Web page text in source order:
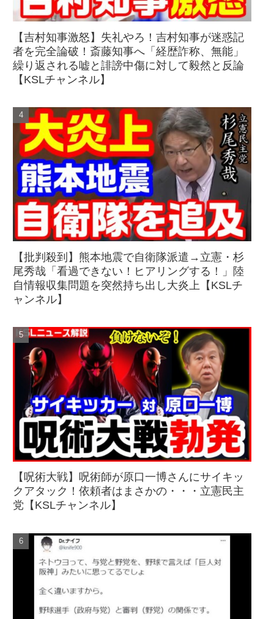
【吉村知事激怒】失礼やろ！吉村知事が迷惑記
者を完全論破！斎藤知事へ「経歴詐称、無能」
繰り返される嘘と誹謗中傷に対して毅然と反論
【KSLチャンネル】
【批判殺到】熊本地震で自衛隊派遣→立憲・杉
尾秀哉「看過できない！ヒアリングする！」陸
自情報収集問題を突然持ち出し大炎上【KSLチ
ャンネル】
【呪術大戦】呪術師が原口一博さんにサイキッ
クアタック！依頼者はまさかの・・・立憲民主
党【KSLチャンネル】